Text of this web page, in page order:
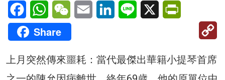
FacebookWhatsAppWeChatEmail LinkedInLine X
Share
上月突然傳來噩耗：當代最傑出華籍小提琴首席